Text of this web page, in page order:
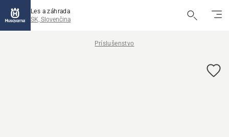
Les a záhrada
SK, Slovenčina
Príslušenstvo